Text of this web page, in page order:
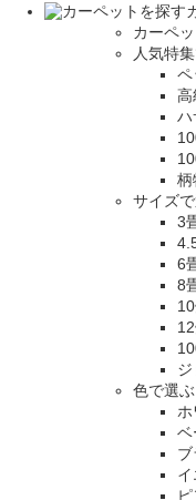
カーペ
人気特
ペ
高
ハ
柄
サイズ
3
6
8
色で選ぶ
ベ